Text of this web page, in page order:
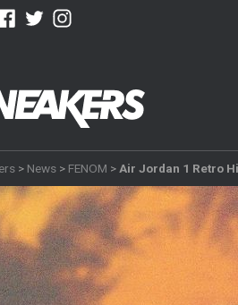
> News > FENOM > Air Jordan 1 Retro